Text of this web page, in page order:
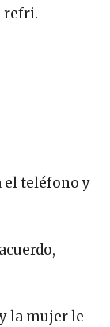
refri.
el teléfono y
la mujer le